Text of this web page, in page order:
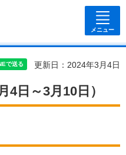
メニュー
更新日：2024年3月4日
4日～3月10日）